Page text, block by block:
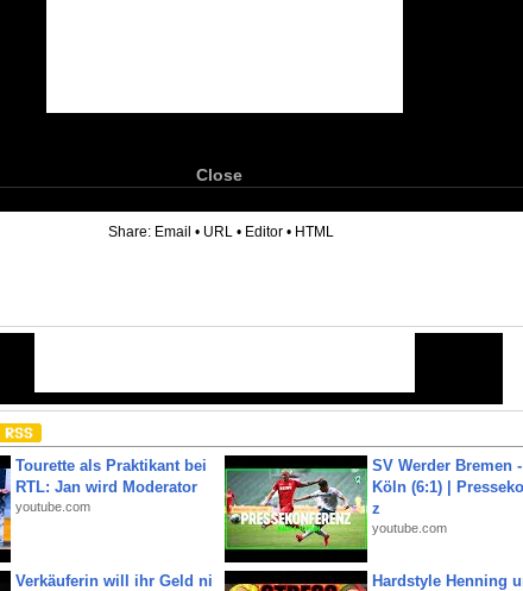
Close
Share: Email • URL • Editor • HTML
Tourette als Praktikant bei
RTL: Jan wird Moderator
youtube.com
SV Werder Bremen
Köln (6:1) |
z
youtube.com
Verkäuferin will ihr Geld ni
Hardstyle Henning